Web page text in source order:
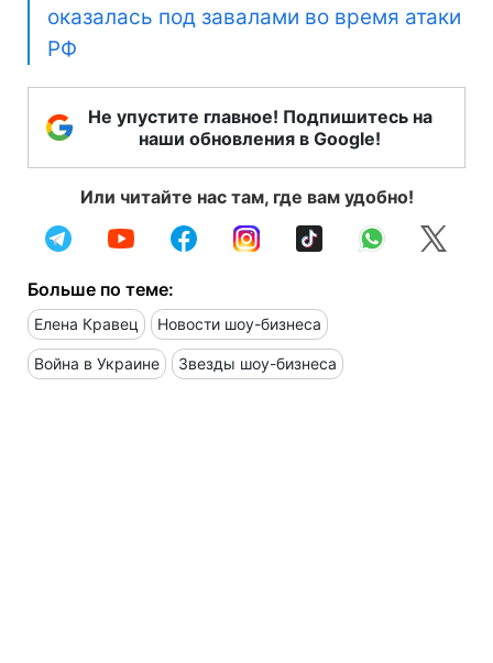
оказалась под завалами во время атаки
РФ
Не упустите главное! Подпишитесь на
наши обновления в Google!
Или читайте нас там, где вам удобно!
Больше по теме:
Елена Кравец Новости шоу-бизнеса
Война в Украине Звезды шоу-бизнеса